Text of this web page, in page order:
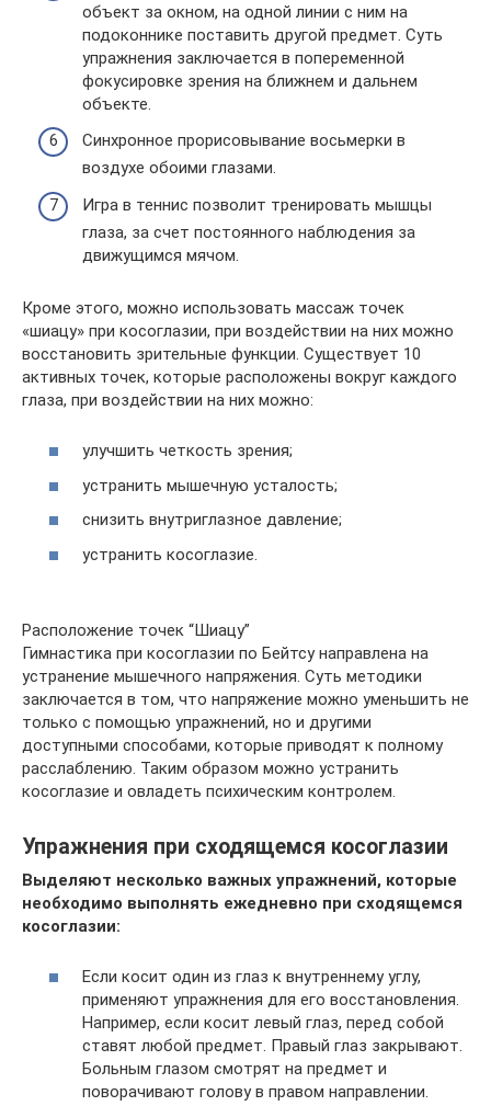
объект за окном, на одной линии с ним на
подоконнике поставить другой предмет. Суть
упражнения заключается в попеременной
фокусировке зрения на ближнем и дальнем
объекте.
Синхронное прорисовывание восьмерки в
воздухе обоими глазами.
Игра в теннис позволит тренировать мышцы
глаза, за счет постоянного наблюдения за
движущимся мячом.
Кроме этого, можно использовать массаж точек
«шиацу» при косоглазии, при воздействии на них можно
восстановить зрительные функции. Существует 10
активных точек, которые расположены вокруг каждого
глаза, при воздействии на них можно:
улучшить четкость зрения;
устранить мышечную усталость;
снизить внутриглазное давление;
устранить косоглазие.
Расположение точек “Шиацу”
Гимнастика при косоглазии по Бейтсу направлена на
устранение мышечного напряжения. Суть методики
заключается в том, что напряжение можно уменьшить не
только с помощью упражнений, но и другими
доступными способами, которые приводят к полному
расслаблению. Таким образом можно устранить
косоглазие и овладеть психическим контролем.
Упражнения при сходящемся косоглазии
Выделяют несколько важных упражнений, которые
необходимо выполнять ежедневно при сходящемся
косоглазии:
Если косит один из глаз к внутреннему углу,
применяют упражнения для его восстановления.
Например, если косит левый глаз, перед собой
ставят любой предмет. Правый глаз закрывают.
Больным глазом смотрят на предмет и
поворачивают голову в правом направлении.